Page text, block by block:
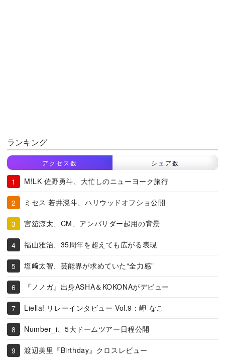
ランキング
アクセス数 シェア数
M!LK 佐野勇斗、大忙しのニューヨーク旅行
ミセス 若井滉斗、ハリウッドオフショ公開
宮舘涼太、CM、アンバサダー起用の背景
福山雅治、35周年を超えても広がる表現
塩﨑太智、芸能界が求めていた“全力感”
『ノノガ』出身ASHA＆KOKONAがデビュー
Liella! リレーインタビュー Vol.9：岬 なこ
Number_i、5大ドームツアー日程公開
渡辺美里『Birthday』クロスレビュー